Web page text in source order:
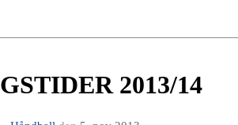
2013/14